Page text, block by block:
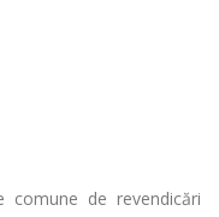
comune de revendicări